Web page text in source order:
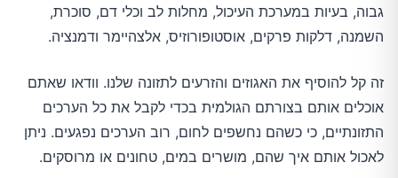
גבוה, בעיות במערכת העיכול, מחלות לב וכלי דם, סוכרת,
השמנה, דלקות פרקים, אוסטופורוזיס, אלצהיימר ודמנציה.
זה קל להוסיף את האגוזים והזרעים לתזונה שלנו. וודאו שאתם
אוכלים אותם בצורתם הגולמית בכדי לקבל את כל הערכים
התזונתיים, כי כשהם נחשפים לחום, רוב הערכים נפגעים. ניתן
לאכול אותם איך שהם, מושרים במים, טחונים או מרוסקים.